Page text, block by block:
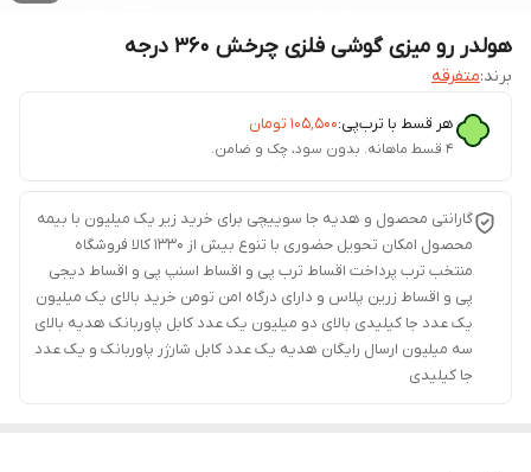
هولدر رو میزی گوشی فلزی چرخش 360 درجه
برند:متفرقه
هر قسط با ترب‌پی:۱۰۵٬۵۰۰ تومان
۴ قسط ماهانه. بدون سود، چک و ضامن.
گارانتی محصول و هدیه جا سوییچی برای خرید زیر یک میلیون با بیمه
محصول امکان تحویل حضوری با تنوع بیش از 1330 کالا فروشگاه
منتخب ترب پرداخت اقساط ترب پی و اقساط اسنپ پی و اقساط دیجی
پی و اقساط زرین پلاس و دارای درگاه امن تومن خرید بالای یک میلیون
یک عدد جا کیلیدی بالای دو میلیون یک عدد کابل پاوربانک هدیه بالای
سه میلیون ارسال رایگان هدیه یک عدد کابل شارژر پاوربانک و یک عدد
جا کیلیدی